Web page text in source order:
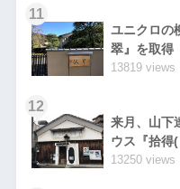
11
ユニクロの
翠』を取得
13819 views
12
来月、山下
ウス『拾得
13250 views